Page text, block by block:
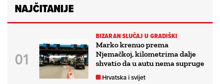
NAJČITANIJE
BIZARAN SLUČAJ U GRADIŠKI
Marko krenuo prema
Njemačkoj, kilometrima dalje
shvatio da u autu nema supruge
Hrvatska i svijet